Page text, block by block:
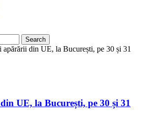
din UE, la București, pe 30 și 31
UE, la București, pe 30 și 31